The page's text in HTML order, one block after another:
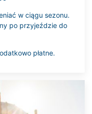
w ciągu sezonu.
po przyjeździe do
płatne.